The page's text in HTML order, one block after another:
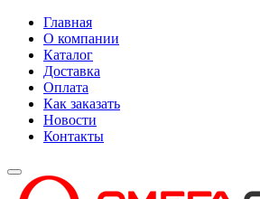
Главная
О компании
Каталог
Доставка
Оплата
Как заказать
Новости
Контакты